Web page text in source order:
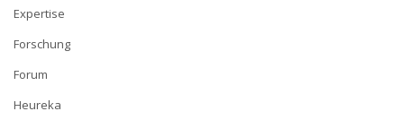
Expertise
Forschung
Forum
Heureka